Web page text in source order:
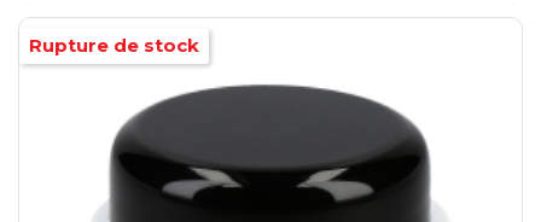
Rupture de stock